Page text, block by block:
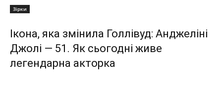
Зірки
Ікона, яка змінила Голлівуд: Анджеліні
Джолі — 51. Як сьогодні живе
легендарна акторка